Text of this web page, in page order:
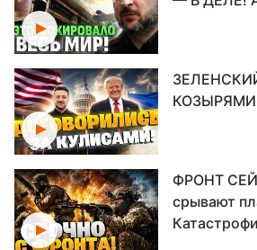
КОЗЫРЯМИ!
ФРОНТ
срывают